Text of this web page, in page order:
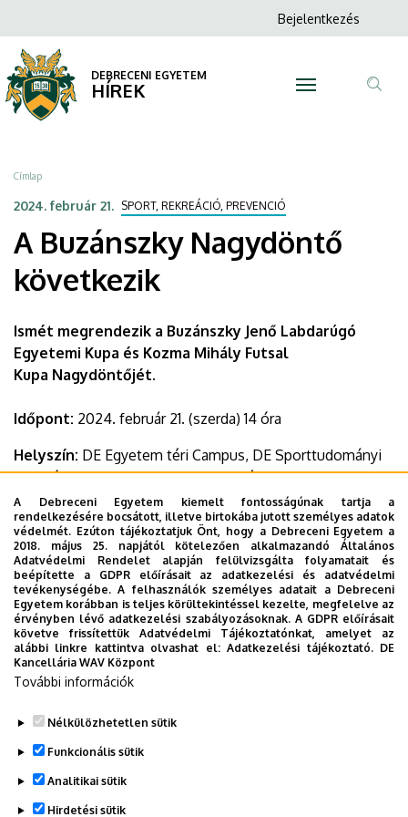
Buzánszky
Nagydöntő
következik
DEBRECENI
EGYETEM
a
tartalomra
Anonim
menüje
Bejelentkezés
DEBRECENI EGYETEM
HÍREK
Morzsa
Címlap
2024. február 21. SPORT, REKREÁCIÓ, PREVENCIÓ
A Buzánszky Nagydöntő
következik
Ismét megrendezik a Buzánszky Jenő Labdarúgó
Egyetemi Kupa és Kozma Mihály Futsal
Kupa Nagydöntőjét.
Időpont: 2024. február 21. (szerda) 14 óra
Helyszín: DE Egyetem téri Campus, DE Sporttudományi
Oktatóközpont (DESOK, Egyetem tér 1.)
További információ:
www.buzanszkykupa.hu
Dokumentumok
Meghívó_BJLEK_KMFK_döntő_2024_Sajtó.pdf (274.46
KB)
Last update: 2024. 02. 15. 13:33
A Debreceni Egyetem kiemelt fontosságúnak tartja a
rendelkezésére bocsátott, illetve birtokába jutott személyes adatok
védelmét. Ezúton tájékoztatjuk Önt, hogy a Debreceni Egyetem a
2018. május 25. napjától kötelezően alkalmazandó Általános
Adatvédelmi Rendelet alapján felülvizsgálta folyamatait és
beépítette a GDPR előírásait az adatkezelési és adatvédelmi
tevékenységébe. A felhasználók személyes adatait a Debreceni
Egyetem korábban is teljes körültekintéssel kezelte, megfelelve az
érvényben lévő adatkezelési szabályozásoknak. A GDPR előírásait
követve frissítettük Adatvédelmi Tájékoztatónkat, amelyet az
alábbi linkre kattintva olvashat el:Adatkezelési tájékoztató. DE
Kancellária WAV Központ
További információk
Nélkülözhetetlen sütik
Funkcionális sütik
Analitikai sütik
Hirdetési sütik